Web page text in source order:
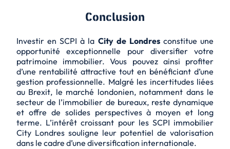
Conclusion
Investir en SCPI à la City de Londresconstitue une
opportunité exceptionnelle pour diversifier votre
patrimoine immobilier. Vous pouvez ainsi profiter
d’une rentabilité attractive tout en bénéficiant d’une
gestion professionnelle. Malgré les incertitudes liées
au Brexit, le marché londonien, notamment dans le
secteur de l’immobilier de bureaux, reste dynamique
et offre de solides perspectives à moyen et long
terme. L’intérêt croissant pour les SCPI immobilier
City Londres souligne leur potentiel de valorisation
dans le cadre d’une diversification internationale.